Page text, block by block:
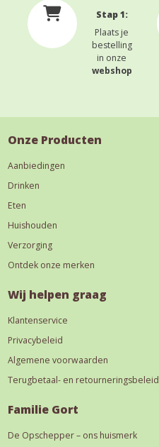
Stap 1:
Plaats je
bestelling
in onze
webshop
Onze Producten
Aanbiedingen
Drinken
Eten
Huishouden
Verzorging
Ontdek onze merken
Wij helpen graag
Klantenservice
Privacybeleid
Algemene voorwaarden
Terugbetaal- en retourneringsbeleid
Familie Gort
De Opschepper – ons huismerk